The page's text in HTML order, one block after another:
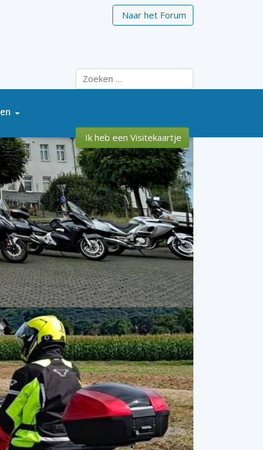
Naar het Forum
Zoeken
Ik heb een Visitekaartje